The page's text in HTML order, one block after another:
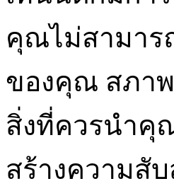
คุณไม่สามาร
ของคุณ สภา
สิ่งที่ควรนำคุ
สร้างความสั